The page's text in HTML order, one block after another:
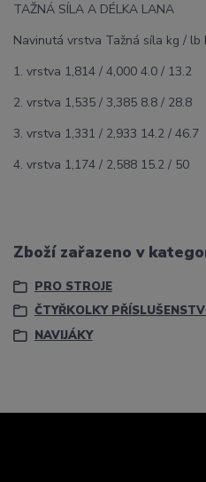
TAŽNÁ SÍLA A DÉLKA LANA
Navinutá vrstva Tažná síla kg / lb
1. vrstva 1,814 / 4,000 4.0 / 13.2
2. vrstva 1,535 / 3,385 8.8 / 28.8
3. vrstva 1,331 / 2,933 14.2 / 46.7
4. vrstva 1,174 / 2,588 15.2 / 50
Zboží zařazeno v
PRO STROJE
ČTYŘKOLKY
NAVIJÁKY